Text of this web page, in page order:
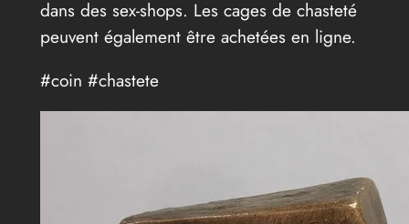
dans des sex-shops. Les cages de chasteté
peuvent également être achetées en ligne.
#coin #chastete